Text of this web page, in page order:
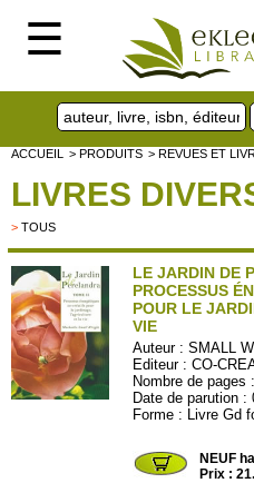
☰
ACCUEIL > PRODUITS > REVUES ET
LIVRES
> TOUS
LE JARDIN DE
PROCESSUS
POUR LE
VIE
Auteur :SMALL
Editeur :CO-
Nombre de pages
Date de parution :
Forme : Livre Gd
NEUF
Prix :